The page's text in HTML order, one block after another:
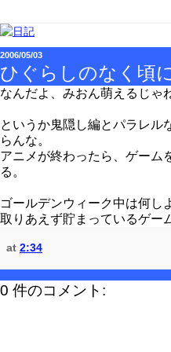
2006/05/03
ひぐらしのなく頃
なんだよ、みおん萌えるじゃ
というか鬼隠し編とパラレル
らんな。
アニメが終わったら、ゲーム
る。
ゴールデンウィーク中は何し
取りあえず貯まっているゲー
at 2:34
0 件のコメント: